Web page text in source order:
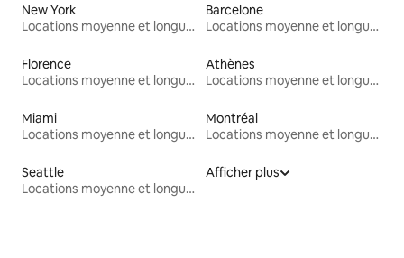
New York
Locations moyenne et longue durée
Barcelone
Locations moyenne et longue durée
Florence
Locations moyenne et longue durée
Athènes
Locations moyenne et longue durée
Miami
Locations moyenne et longue durée
Montréal
Locations moyenne et longue durée
Seattle
Locations moyenne et longue durée
Afficher plus